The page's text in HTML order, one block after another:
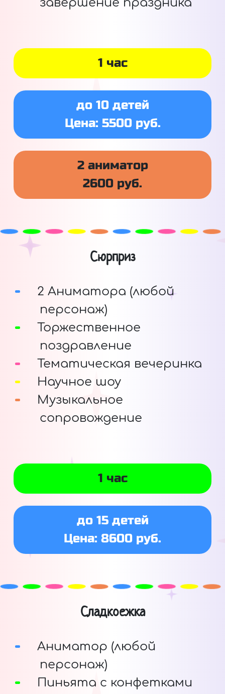
1 час
до 10 детей
Цена: 5500 руб.
2 аниматор
2600 руб.
Сюрприз
2 Аниматора (любой
персонаж)
Торжественное
поздравление
Тематическая вечеринка
Научное шоу
Музыкальное
сопровождение
1 час
до 15 детей
Цена: 8600 руб.
Сладкоежка
Аниматор (любой
персонаж)
Пиньята с конфетками